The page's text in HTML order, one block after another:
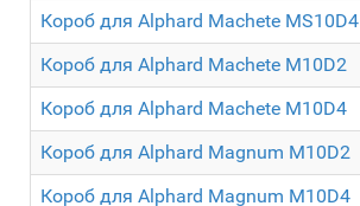
Короб для Alphard Machete MS10D4
Короб для Alphard Machete M10D2
Короб для Alphard Machete M10D4
Короб для Alphard Magnum M10D2
Короб для Alphard Magnum M10D4